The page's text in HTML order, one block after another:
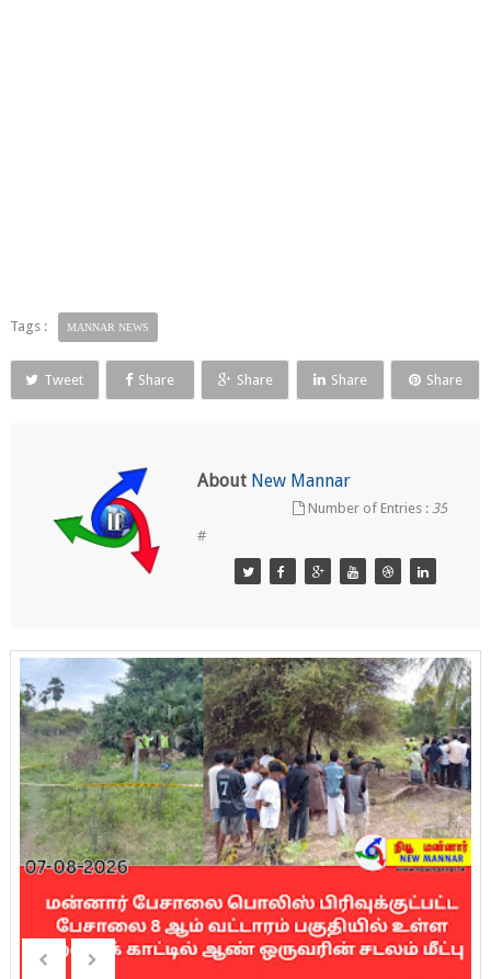
Tags : MANNAR NEWS
Tweet Share Share Share Share
About New Mannar
Number of Entries : 35
#